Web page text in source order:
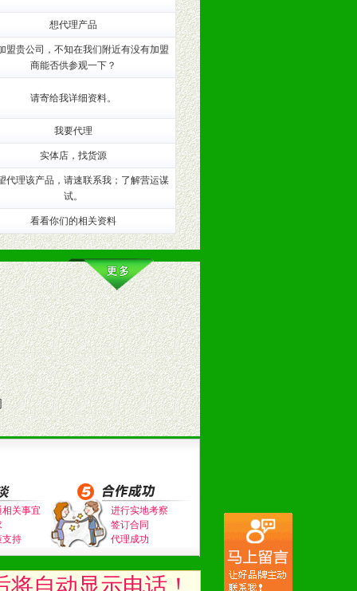
包括POP、彩页、手提袋、易
趋势与流行。
养建康知识。为经销商、分销商
想代理产品
盟贵公司，不知在我们附近有没有加盟
商能否供参观一下？
请寄给我详细资料。
我要代理
实体店，找货源
代理该产品，请速联系我；了解营运谋
试。
看看你们的相关资料
关事宜
支持
进行实地考察
签订合同
代理成功
自动显示电话！